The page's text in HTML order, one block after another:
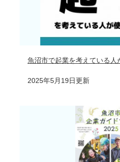
魚沼市で起業を考えている人
2025年5月19日更新